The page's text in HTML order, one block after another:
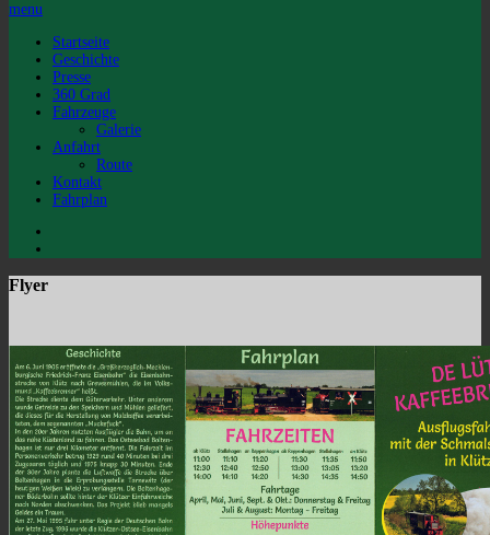
menu
Startseite
Geschichte
Presse
360 Grad
Fahrzeuge
Galerie
Anfahrt
Route
Kontakt
Fahrplan
Flyer